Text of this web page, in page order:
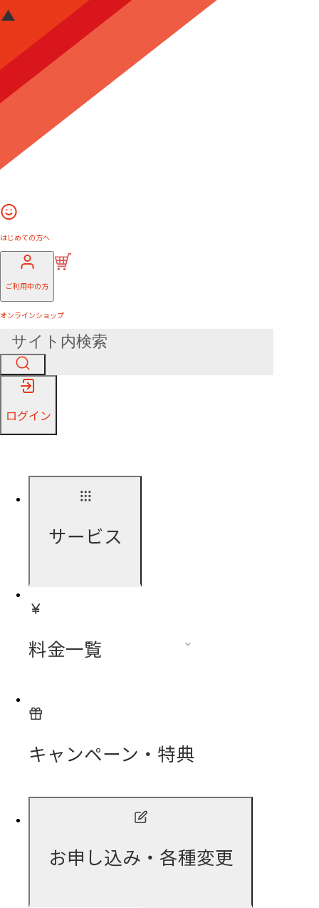
はじめての方へ
ご利用中の方
オンラインショップ
ログイン
サービス
料金一覧
キャンペーン・特典
お申し込み・各種変更